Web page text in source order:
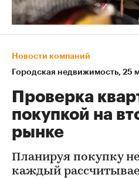
Новости компаний
Городская недвижимость 25
Проверка
покупкой на
рынке
Планируя покупку
каждый